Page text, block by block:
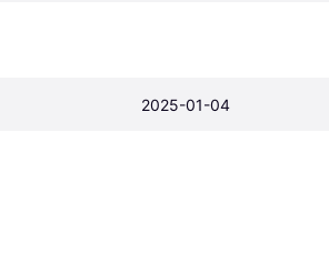
2025-01-04